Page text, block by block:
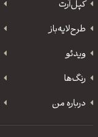
کپل‌آرت
طرح‌لایه‌باز
ویدئو
رنگ‌ها
درباره من